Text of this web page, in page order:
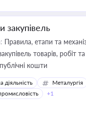
закупівель
Правила, етапи та
товарів, робіт
кошти
діяльність
Металургія
+1